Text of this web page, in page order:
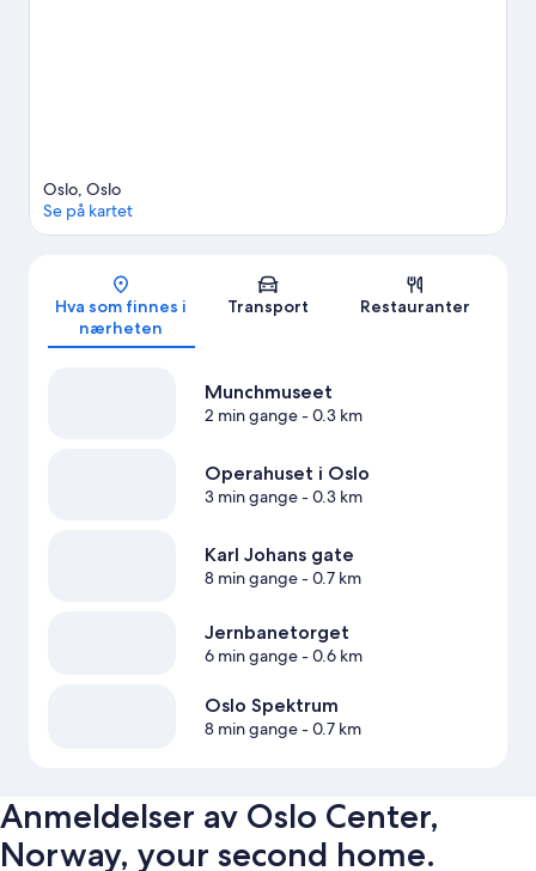
Kart
Oslo, Oslo
Se på kartet
Hva som finnes i
nærheten
Transport Restauranter
Munchmuseet
2 min gange- 0.3 km
Operahuset i Oslo
3 min gange- 0.3 km
Karl Johans gate
8 min gange- 0.7 km
Jernbanetorget
6 min gange- 0.6 km
Oslo Spektrum
8 min gange- 0.7 km
Anmeldelser av Oslo Center,
Norway, your second home.